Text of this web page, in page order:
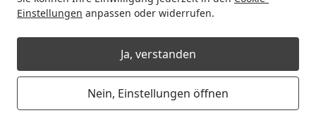
Einstellungen anpassen oder widerrufen.
Ja, verstanden
Nein, Einstellungen öffnen